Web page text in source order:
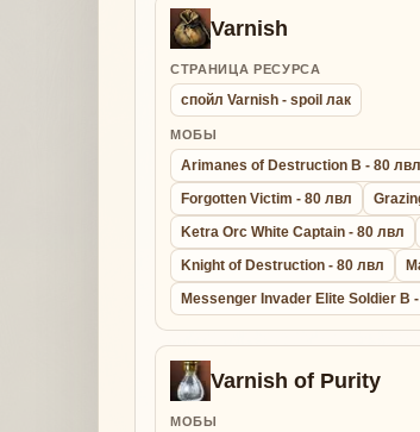
Varnish
СТРАНИЦА РЕСУРСА
спойл Varnish - spoil лак
МОБЫ
Arimanes of Destruction B - 80 лвл
Forgotten Victim - 80 лвл
Ketra Orc White Captain - 80 лвл
Knight of Destruction - 80 лвл
Messenger Invader Elite Soldier B
Varnish of Purity
МОБЫ